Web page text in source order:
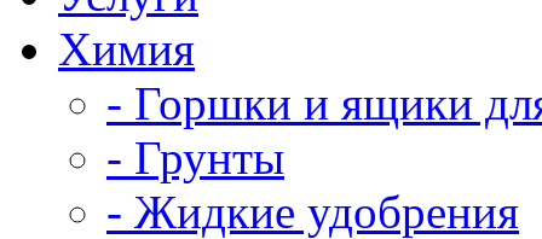
Химия
- Горшки и ящики
- Грунты
- Жидкие удобрения